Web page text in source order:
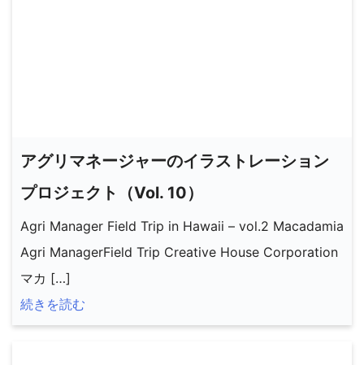
アグリマネージャーのイラストレーション
プロジェクト（Vol. 10）
Agri Manager Field Trip in Hawaii – vol.2 Macadamia
Agri ManagerField Trip Creative House Corporation
マカ […]
続きを読む